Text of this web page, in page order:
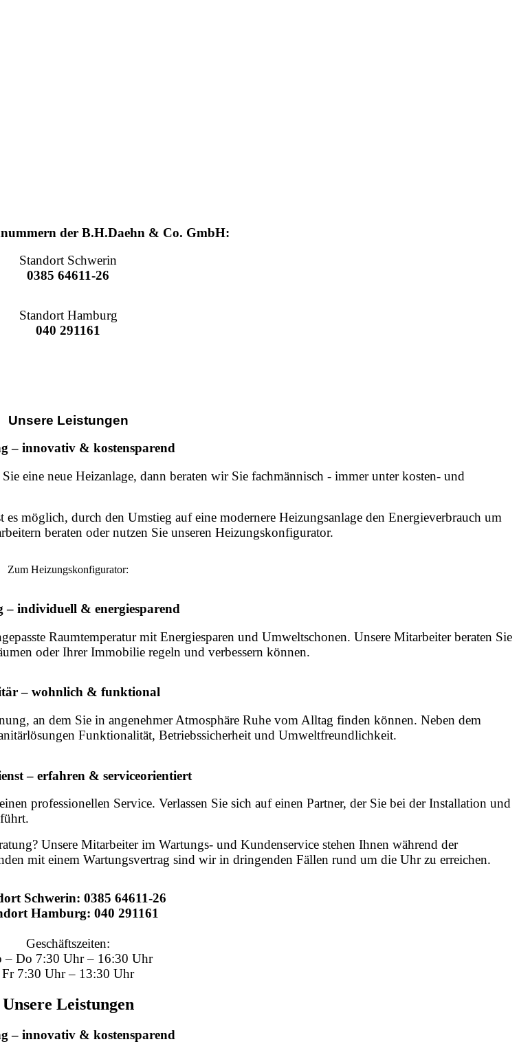
der B.H.Daehn & Co. GmbH:
Standort Schwerin
0385 64611-26
Standort Hamburg
040 291161
Unsere Leistungen
– innovativ & kostensparend
eine neue Heizanlage, dann beraten wir Sie fachmännisch - immer unter kosten- und
möglich, durch den Umstieg auf eine modernere Heizungsanlage den Energieverbrauch um
beraten oder nutzen Sie unseren Heizungskonfigurator.
Zum Heizungskonfigurator:
– individuell & energiesparend
Raumtemperatur mit Energiesparen und Umweltschonen. Unsere Mitarbeiter beraten Sie
oder Ihrer Immobilie regeln und verbessern können.
– wohnlich & funktional
an dem Sie in angenehmer Atmosphäre Ruhe vom Alltag finden können. Neben dem
Funktionalität, Betriebssicherheit und Umweltfreundlichkeit.
– erfahren & serviceorientiert
professionellen Service. Verlassen Sie sich auf einen Partner, der Sie bei der Installation und
Unsere Mitarbeiter im Wartungs- und Kundenservice stehen Ihnen während der
mit einem Wartungsvertrag sind wir in dringenden Fällen rund um die Uhr zu erreichen.
Schwerin: 0385 64611-26
Hamburg: 040 291161
Geschäftszeiten:
– Do 7:30 Uhr – 16:30 Uhr
Fr 7:30 Uhr – 13:30 Uhr
Unsere Leistungen
– innovativ & kostensparend